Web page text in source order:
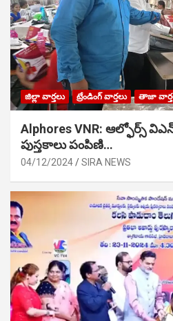
జిల్లా వార్తలు ట్రేండింగ్ వార్తలు తాజా
Alphores VNR: ఆల్ఫోర్స్
పుస్తకాలు పంపిణి…
04/12/2024 SIRA NEWS